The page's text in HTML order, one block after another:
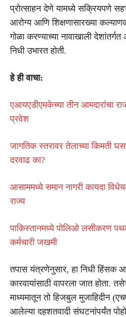
प्रोत्साहन देणे यामध्ये सक्रियपणे
आरोग्य आणि शिक्षणासारख्या
गोळा करण्याच्या नावाखाली
निधी उभारत होती.
हे ही वाचा:
एआयएडीएमकेच्या तीन आमदारांचा
प्रवेश
जागतिक स्तरावर तेलाच्या किमती
दरवाढ का?
आसाममध्ये समान नागरी कायदा
राज्य
पाकिस्तानमध्ये पोलिओ लसीकरण
कर्मचारी जखमी
तपास यंत्रणेनुसार, हा निधी हिंसक
कारवायांसाठी वापरला जात होता.
माध्यमातून तो हिजबुल मुजाहिदीन
आलेल्या दहशतवादी संघटनांपर्यंत